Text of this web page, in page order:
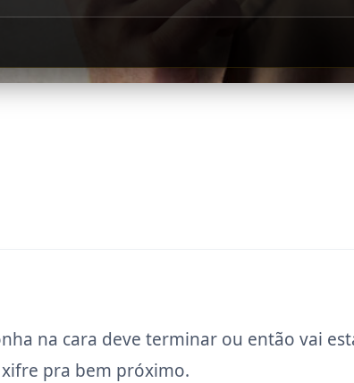
na cara deve terminar ou então vai
pra bem próximo.